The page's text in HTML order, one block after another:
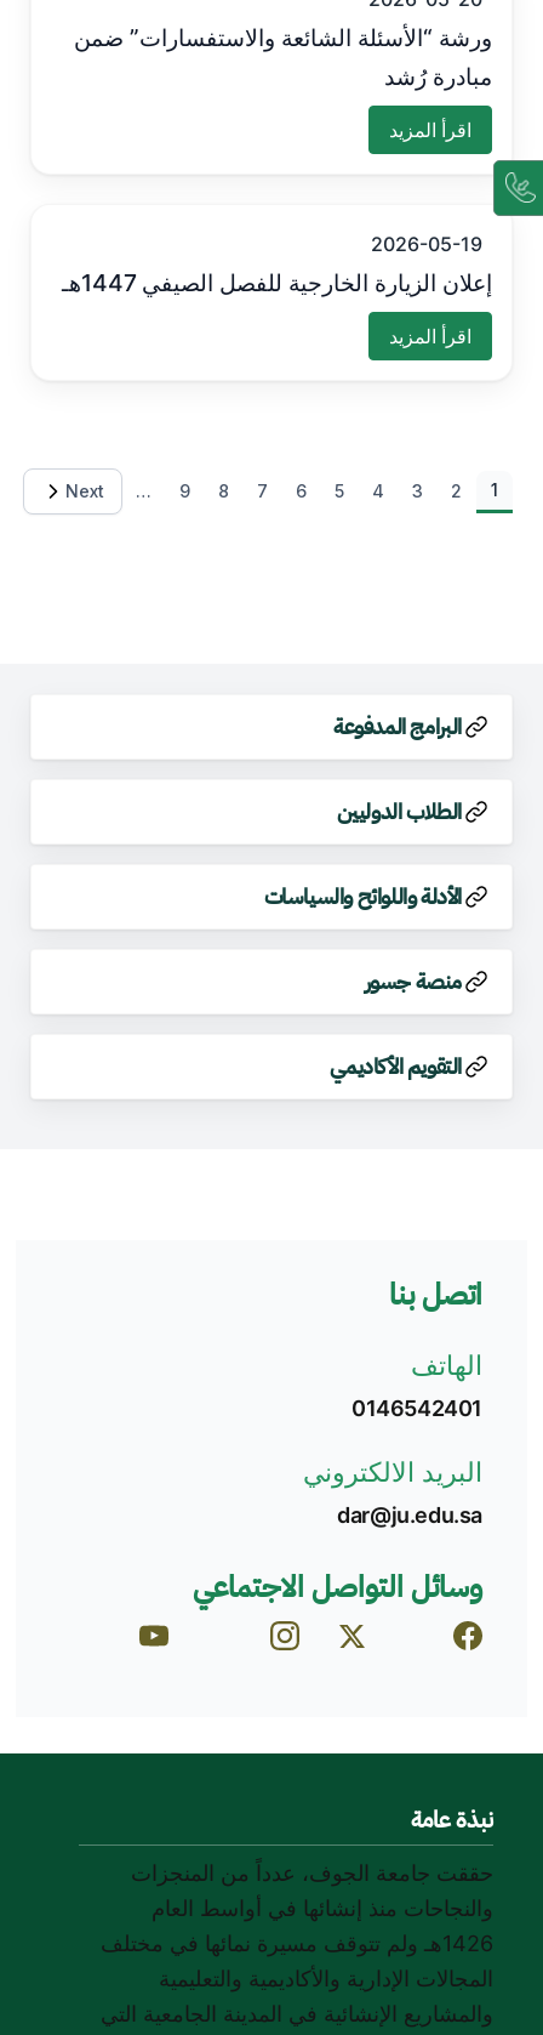
ورشة “الأسئلة الشائعة والاستفسارات” ضمن
مبادرة رُشد
اقرأ المزيد
2026-05-19
إعلان الزيارة الخارجية للفصل الصيفي 1447هـ
اقرأ المزيد
1
2
3
4
5
6
7
8
9
…
Nextالصفحة
البرامج المدفوعة
الطلاب الدوليين
الأدلة واللوائح والسياسات
منصة جسور
التقويم الأكاديمي
اتصل بنا
الهاتف
0146542401
البريد الالكتروني
dar@ju.edu.sa
وسائل التواصل الاجتماعي
نبذة عامة
حققت جامعة الجوف، عدداً من المنجزات
والنجاحات منذ إنشائها في أواسط العام
1426هـ ولم تتوقف مسيرة نمائها في مختلف
المجالات الإدارية والأكاديمية والتعليمية
والمشاريع الإنشائية في المدينة الجامعية التي